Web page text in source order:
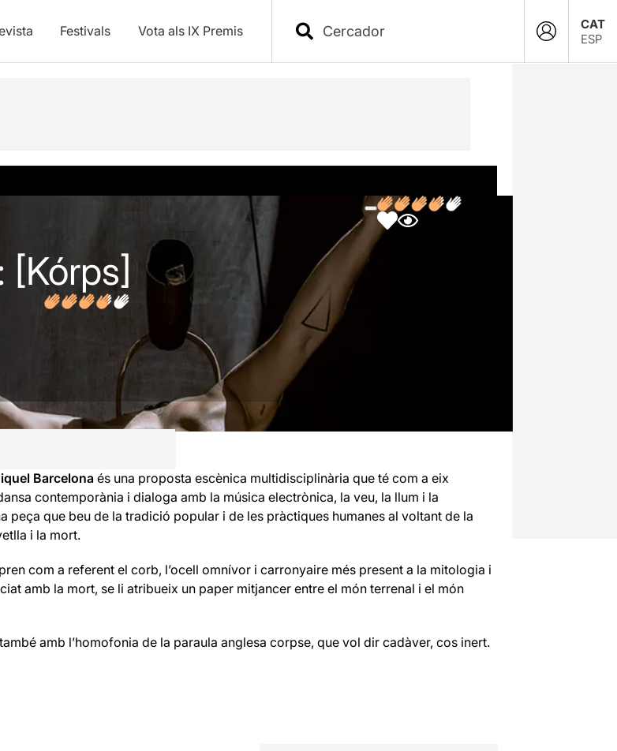
Festivals Vota als IX Premis
CAT
ESP
Articles
[Kórps]
Barcelona és una proposta escènica multidisciplinària que té com a eix
contemporània i dialoga amb la música electrònica, la veu, la llum i la
peça que beu de la tradició popular i de les pràctiques humanes al voltant de la
i la mort.
com a referent el corb, l’ocell omnívor i carronyaire més present a la mitologia i
amb la mort, se li atribueix un paper mitjancer entre el món terrenal i el món
amb l’homofonia de la paraula anglesa corpse, que vol dir cadàver, cos inert.